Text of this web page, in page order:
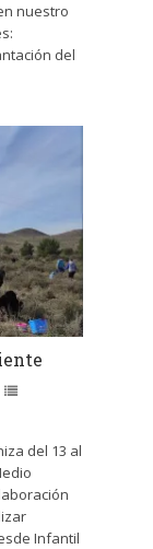
nuestro
del
del 13 al
Infantil